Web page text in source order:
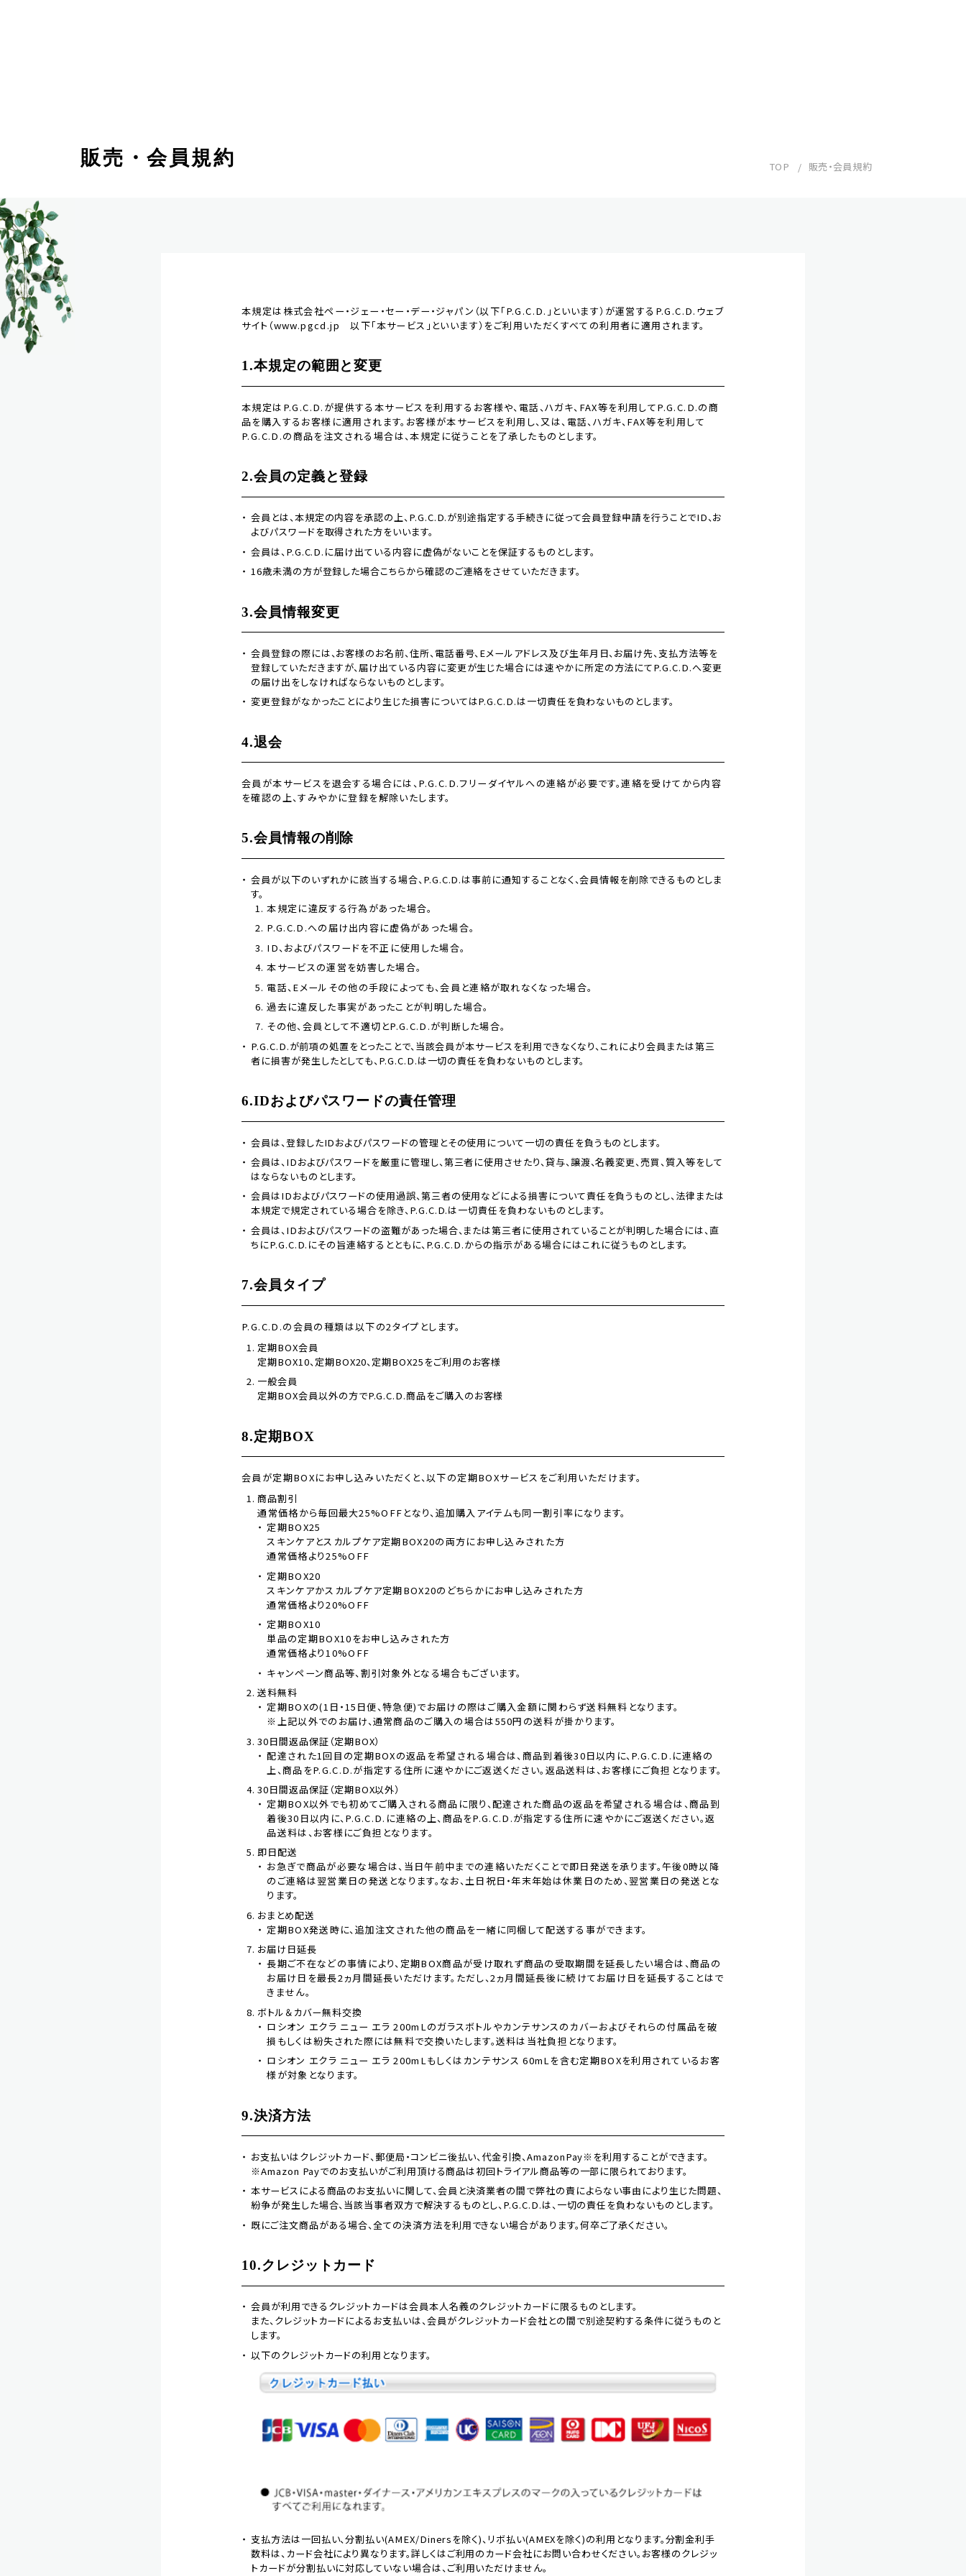
販売・会員規約 TOP 販売・会員規約
本規定は株式会社ペー・ジェー・セー・デー・ジャパン（以下「P.G.C.D.」といいます）が運営するP.G.C.D.ウェブ
サイト（www.pgcd.jp 以下「本サービス」といいます）をご利用いただくすべての利用者に適用されます。
1.本規定の範囲と変更
本規定はP.G.C.D.が提供する本サービスを利用するお客様や、電話、ハガキ、FAX等を利用してP.G.C.D.の商
品を購入するお客様に適用されます。お客様が本サービスを利用し、又は、電話、ハガキ、FAX等を利用して
P.G.C.D.の商品を注文される場合は、本規定に従うことを了承したものとします。
2.会員の定義と登録
会員とは、本規定の内容を承認の上、P.G.C.D.が別途指定する手続きに従って会員登録申請を行うことでID、お
よびパスワードを取得された方をいいます。
会員は、P.G.C.D.に届け出ている内容に虚偽がないことを保証するものとします。
16歳未満の方が登録した場合こちらから確認のご連絡をさせていただきます。
3.会員情報変更
会員登録の際には、お客様のお名前、住所、電話番号、Eメールアドレス及び生年月日、お届け先、支払方法等を
登録していただきますが、届け出ている内容に変更が生じた場合には速やかに所定の方法にてP.G.C.D.へ変更
の届け出をしなければならないものとします。
変更登録がなかったことにより生じた損害についてはP.G.C.D.は一切責任を負わないものとします。
4.退会
会員が本サービスを退会する場合には、P.G.C.D.フリーダイヤルへの連絡が必要です。連絡を受けてから内容
を確認の上、すみやかに登録を解除いたします。
5.会員情報の削除
会員が以下のいずれかに該当する場合、P.G.C.D.は事前に通知することなく、会員情報を削除できるものとしま
す。
本規定に違反する行為があった場合。
P.G.C.D.への届け出内容に虚偽があった場合。
ID、およびパスワードを不正に使用した場合。
本サービスの運営を妨害した場合。
電話、Eメールその他の手段によっても、会員と連絡が取れなくなった場合。
過去に違反した事実があったことが判明した場合。
その他、会員として不適切とP.G.C.D.が判断した場合。
P.G.C.D.が前項の処置をとったことで、当該会員が本サービスを利用できなくなり、これにより会員または第三
者に損害が発生したとしても、P.G.C.D.は一切の責任を負わないものとします。
6.IDおよびパスワードの責任管理
会員は、登録したIDおよびパスワードの管理とその使用について一切の責任を負うものとします。
会員は、IDおよびパスワードを厳重に管理し、第三者に使用させたり、貸与、譲渡、名義変更、売買、質入等をして
はならないものとします。
会員はIDおよびパスワードの使用過誤、第三者の使用などによる損害について責任を負うものとし、法律または
本規定で規定されている場合を除き、P.G.C.D.は一切責任を負わないものとします。
会員は、IDおよびパスワードの盗難があった場合、または第三者に使用されていることが判明した場合には、直
ちにP.G.C.D.にその旨連絡するとともに、P.G.C.D.からの指示がある場合にはこれに従うものとします。
7.会員タイプ
P.G.C.D.の会員の種類は以下の2タイプとします。
定期BOX会員
定期BOX10、定期BOX20、定期BOX25をご利用のお客様
一般会員
定期BOX会員以外の方でP.G.C.D.商品をご購入のお客様
8.定期BOX
会員が定期BOXにお申し込みいただくと、以下の定期BOXサービスをご利用いただけます。
商品割引
通常価格から毎回最大25%OFFとなり、追加購入アイテムも同一割引率になります。
定期BOX25
スキンケアとスカルプケア定期BOX20の両方にお申し込みされた方
通常価格より25%OFF
定期BOX20
スキンケアかスカルプケア定期BOX20のどちらかにお申し込みされた方
通常価格より20%OFF
定期BOX10
単品の定期BOX10をお申し込みされた方
通常価格より10%OFF
キャンペーン商品等、割引対象外となる場合もございます。
送料無料
定期BOXの(1日・15日便、特急便)でお届けの際はご購入金額に関わらず送料無料となります。
※上記以外でのお届け、通常商品のご購入の場合は550円の送料が掛かります。
30日間返品保証（定期BOX）
配達された1回目の定期BOXの返品を希望される場合は、商品到着後30日以内に、P.G.C.D.に連絡の
上、商品をP.G.C.D.が指定する住所に速やかにご返送ください。返品送料は、お客様にご負担となります。
30日間返品保証（定期BOX以外）
定期BOX以外でも初めてご購入される商品に限り、配達された商品の返品を希望される場合は、商品到
着後30日以内に、P.G.C.D.に連絡の上、商品をP.G.C.D.が指定する住所に速やかにご返送ください。返
品送料は、お客様にご負担となります。
即日配送
お急ぎで商品が必要な場合は、当日午前中までの連絡いただくことで即日発送を承ります。午後0時以降
のご連絡は翌営業日の発送となります。なお、土日祝日・年末年始は休業日のため、翌営業日の発送とな
ります。
おまとめ配送
定期BOX発送時に、追加注文された他の商品を一緒に同梱して配送する事ができます。
お届け日延長
長期ご不在などの事情により、定期BOX商品が受け取れず商品の受取期間を延長したい場合は、商品の
お届け日を最長2ヵ月間延長いただけます。ただし、2ヵ月間延長後に続けてお届け日を延長することはで
きません。
ボトル＆カバー無料交換
ロシオン エクラ ニュー エラ 200mLのガラスボトルやカンテサンスのカバーおよびそれらの付属品を破
損もしくは紛失された際には無料で交換いたします。送料は当社負担となります。
ロシオン エクラ ニュー エラ 200mLもしくはカンテサンス 60mLを含む定期BOXを利用されているお客
様が対象となります。
9.決済方法
お支払いはクレジットカード、郵便局・コンビニ後払い、代金引換、AmazonPay※を利用することができます。
※Amazon Payでのお支払いがご利用頂ける商品は初回トライアル商品等の一部に限られております。
本サービスによる商品のお支払いに関して、会員と決済業者の間で弊社の責によらない事由により生じた問題、
紛争が発生した場合、当該当事者双方で解決するものとし、P.G.C.D.は、一切の責任を負わないものとします。
既にご注文商品がある場合、全ての決済方法を利用できない場合があります。何卒ご了承ください。
10.クレジットカード
会員が利用できるクレジットカードは会員本人名義のクレジットカードに限るものとします。
また、クレジットカードによるお支払いは、会員がクレジットカード会社との間で別途契約する条件に従うものと
します。
以下のクレジットカードの利用となります。
支払方法は一回払い、分割払い(AMEX/Dinersを除く)、リボ払い(AMEXを除く)の利用となります。分割金利手
数料は、カード会社により異なります。詳しくはご利用のカード会社にお問い合わせください。お客様のクレジッ
トカードが分割払いに対応していない場合は、ご利用いただけません。